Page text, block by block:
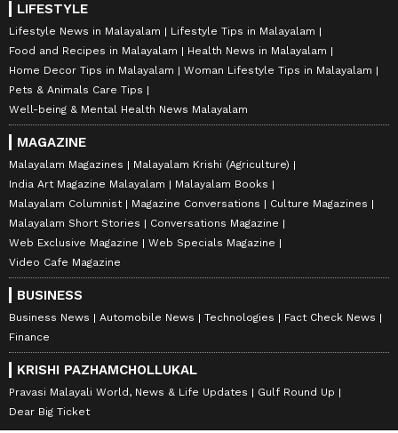
LIFESTYLE
Lifestyle News in Malayalam
Lifestyle Tips in Malayalam
Food and Recipes in Malayalam
Health News in Malayalam
Home Decor Tips in Malayalam
Woman Lifestyle Tips in Malayalam
Pets & Animals Care Tips
Well-being & Mental Health News Malayalam
MAGAZINE
Malayalam Magazines
Malayalam Krishi (Agriculture)
India Art Magazine Malayalam
Malayalam Books
Malayalam Columnist
Magazine Conversations
Culture Magazines
Malayalam Short Stories
Conversations Magazine
Web Exclusive Magazine
Web Specials Magazine
Video Cafe Magazine
BUSINESS
Business News Automobile News Technologies
Fact Check News
Finance
KRISHI PAZHAMCHOLLUKAL
Pravasi Malayali World, News & Life Updates
Gulf Round Up
Dear Big Ticket